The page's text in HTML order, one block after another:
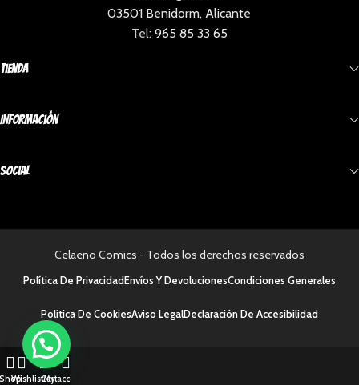
03501 Benidorm, Alicante
Tel: 965 85 33 65
Tienda
Información
Social
Celaeno Comics - Todos los derechos reservados
Política De PrivacidadEnvíos Y DevolucionesCondiciones Generales
Política De CookiesAviso LegalDeclaración De Accesibilidad
WishlistCart
My account